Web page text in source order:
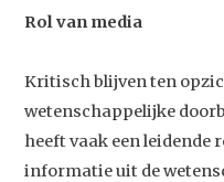
Rol van media
Kritisch blijven ten
wetenschappelijke
heeft vaak een leidende
informatie uit de